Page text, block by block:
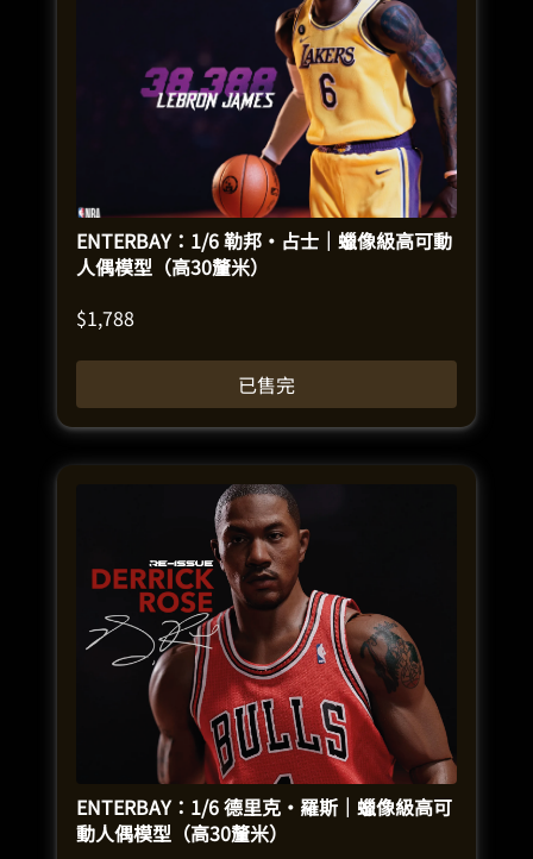
ENTERBAY：1/6 勒邦·占士｜蠟像級高可動
人偶模型（高30釐米）
$1,788
已售完
ENTERBAY：1/6 德里克‧羅斯｜蠟像級高可
動人偶模型（高30釐米）